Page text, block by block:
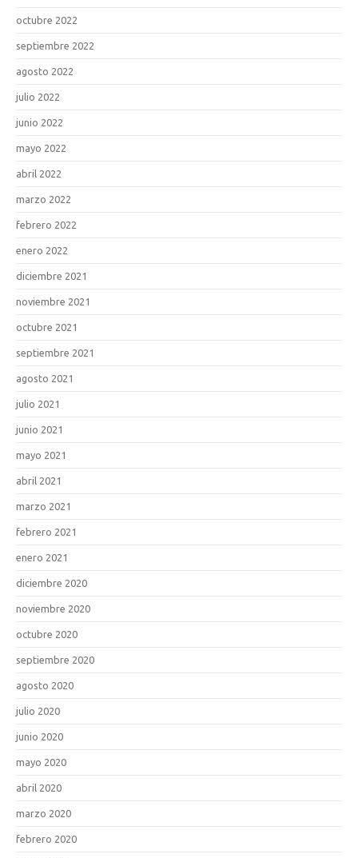
octubre 2022
septiembre 2022
agosto 2022
julio 2022
junio 2022
mayo 2022
abril 2022
marzo 2022
febrero 2022
enero 2022
diciembre 2021
noviembre 2021
octubre 2021
septiembre 2021
agosto 2021
julio 2021
junio 2021
mayo 2021
abril 2021
marzo 2021
febrero 2021
enero 2021
diciembre 2020
noviembre 2020
octubre 2020
septiembre 2020
agosto 2020
julio 2020
junio 2020
mayo 2020
abril 2020
marzo 2020
febrero 2020